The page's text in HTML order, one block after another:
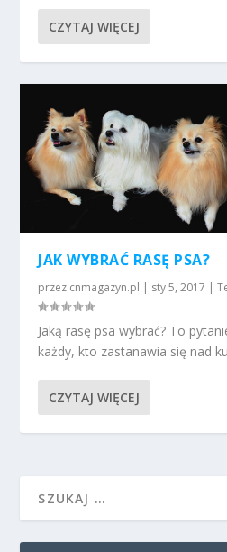
CZYTAJ WIĘCEJ
JAK WYBRAĆ RASĘ PSA?
przez cnmagazyn.pl | sty 5, 2017 |
Jaką rasę psa wybrać? To
każdy, kto zastanawia się nad
CZYTAJ WIĘCEJ